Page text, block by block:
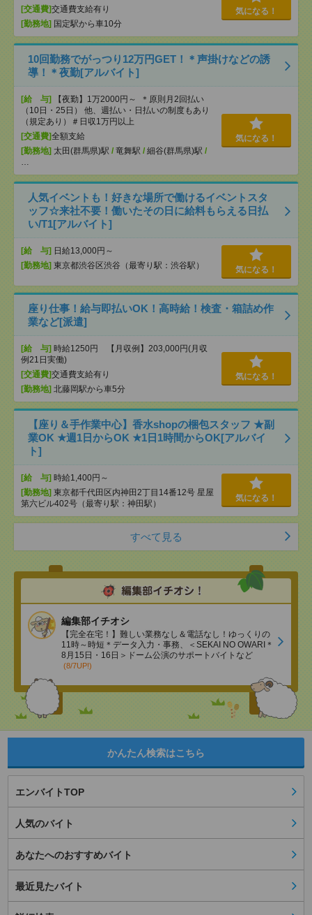
[交通費]交通費支給有り
[勤務地] 国定駅から車10分
気になる！
10回勤務でがっつり12万円GET！＊声掛けなどの誘
導！＊夜勤[アルバイト]
[給 与]
【夜勤】1万2000円～ ＊原則月2回払い
（10日・25日） 他、週払い・日払いの制度もあり
（規定あり）＃日収1万円以上
[交通費]全額支給
[勤務地] 太田(群馬県)駅 / 竜舞駅 / 細谷(群馬県)駅 /
…
気になる！
人気イベントも！好きな場所で働けるイベントスタ
ッフ☆来社不要！働いたその日に給料もらえる日払
い/T1[アルバイト]
[給 与] 日給13,000円～
[勤務地] 東京都渋谷区渋谷（最寄り駅：渋谷駅） 気になる！
座り仕事！給与即払いOK！高時給！検査・箱詰め作
業など[派遣]
[給 与] 時給1250円 【月収例】203,000円(月収
例21日実働)
[交通費]交通費支給有り
[勤務地] 北藤岡駅から車5分
気になる！
【座り＆手作業中心】香水shopの梱包スタッフ ★副
業OK ★週1日からOK ★1日1時間からOK[アルバイ
ト]
[給 与] 時給1,400円～
[勤務地] 東京都千代田区内神田2丁目14番12号 星屋
第六ビル402号（最寄り駅：神田駅）
気になる！
すべて見る
編集部イチオシ
【完全在宅！】難しい業務なし＆電話なし！ゆっくりの
11時～時短＊データ入力・事務、＜SEKAI NO OWARI＊
8月15日・16日＞ドーム公演のサポートバイトなど
(8/7UP!)
かんたん検索はこちら
エンバイトTOP
人気のバイト
あなたへのおすすめバイト
最近見たバイト